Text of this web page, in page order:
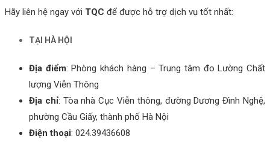
Hãy liên hệ ngay với TQC để được hỗ trợ dịch vụ tốt nhất:
TẠI HÀ HỘI
Địa điểm: Phòng khách hàng – Trung tâm đo Lường Chất
lượng Viễn Thông
Địa chỉ: Tòa nhà Cục Viễn thông, đường Dương Đình Nghệ,
phường Cầu Giấy, thành phố Hà Nội
Điện thoại: 024.39436608